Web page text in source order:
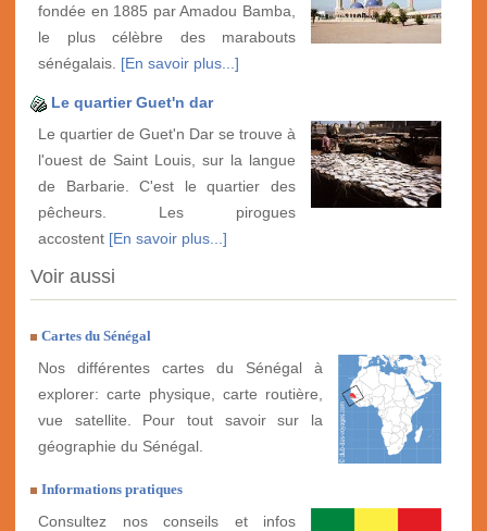
fondée en 1885 par Amadou Bamba,
le plus célèbre des marabouts
sénégalais. [En savoir plus...]
Le quartier Guet'n dar
Le quartier de Guet'n Dar se trouve à
l'ouest de Saint Louis, sur la langue
de Barbarie. C'est le quartier des
pêcheurs. Les pirogues
accostent [En savoir plus...]
Voir aussi
Cartes du Sénégal
Nos différentes cartes du Sénégal à
explorer: carte physique, carte routière,
vue satellite. Pour tout savoir sur la
géographie du Sénégal.
Informations pratiques
Consultez nos conseils et infos